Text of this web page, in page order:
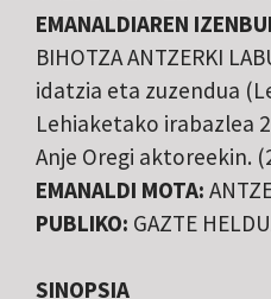
EMANALDIAREN
BIHOTZA ANTZERKI
idatzia eta zuzendua
Lehiaketako irabazlea
Anje Oregi aktoreekin.
EMANALDI MOTA:
PUBLIKO: GAZTE
SINOPSIA